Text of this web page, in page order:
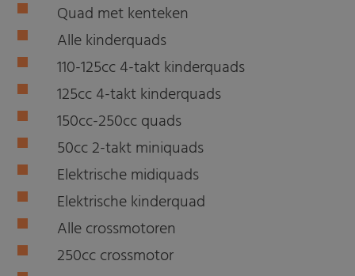
Quad met kenteken
Alle kinderquads
110-125cc 4-takt kinderquads
125cc 4-takt kinderquads
150cc-250cc quads
50cc 2-takt miniquads
Elektrische midiquads
Elektrische kinderquad
Alle crossmotoren
250cc crossmotor